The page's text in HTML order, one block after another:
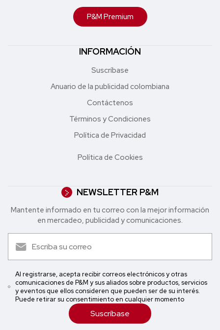
P&M Premium
INFORMACIÓN
Suscríbase
Anuario de la publicidad colombiana
Contáctenos
Términos y Condiciones
Política de Privacidad
Política de Cookies
NEWSLETTER P&M
Mantente informado en tu correo con la mejor in formación
en mercadeo, publicidad y comunicaciones.
Al registrarse, acepta recibir correos electrónicos y otras
comunicaciones de P&M y sus aliados sobre productos, servicios
y eventos que ellos consideren que pueden ser de su interés.
Puede retirar su consentimiento en cualquier momento
Suscríbase